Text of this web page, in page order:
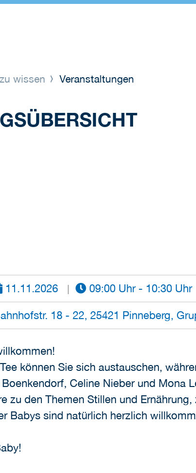
wissen Veranstaltungen
11.11.2026 09:00 Uhr - 10:30 Uhr
18 - 22, 25421 Pinneberg,
können Sie sich austauschen,
Celine Nieber und Mona
zu den Themen Stillen und
Babys sind natürlich herzlich